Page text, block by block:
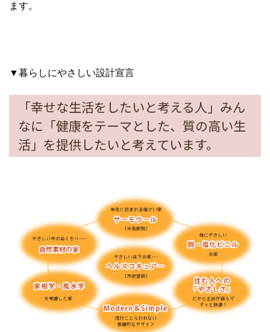
ます。
▼暮らしにやさしい設計宣言
「幸せな生活をしたいと考える人」みん
なに「健康をテーマとした、質の高い生
活」を提供したいと考えています。